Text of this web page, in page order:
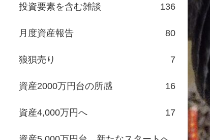
投資要素を含む雑談 136
月度資産報告 80
狼狽売り 7
資産2000万円台の所感 16
資産4,000万円へ 17